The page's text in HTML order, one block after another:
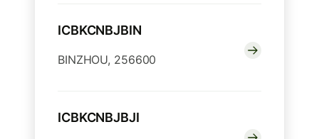
ICBKCNBJBIN
BINZHOU, 256600
ICBKCNBJBJI